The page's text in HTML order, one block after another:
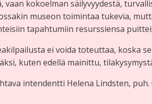
vaan kokoelman säilyvyydestä,
museon toimintaa tukevia,
tapahtumiin resurssiensa
ei voida toteuttaa, koska
kuten edellä mainittu,
intendentti Helena Lindsten,